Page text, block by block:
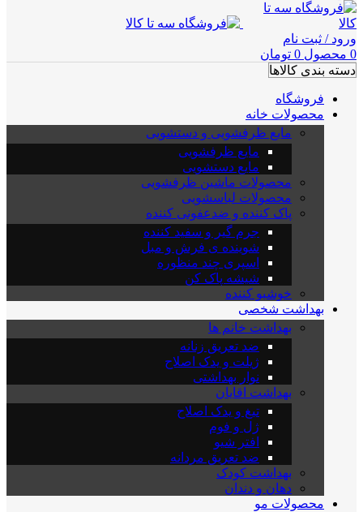
ورود / ثبت نام
0 محصول 0 تومان
دسته بندی کالاها
فروشگاه
محصولات خانه
مایع ظرفشویی و دستشویی
مایع ظرفشویی
مایع دستشویی
محصولات ماشین ظرفشویی
محصولات لباسشویی
پاک کننده و ضدعفونی کننده
جرم گیر و سفید کننده
شوینده ی فرش و مبل
اسپری چند منظوره
شیشه پاک کن
خوشبو کننده
بهداشت شخصی
بهداشت خانم ها
ضد تعریق زنانه
ژیلت و یدک اصلاح
نوار بهداشتی
بهداشت اقایان
تیغ و یدک اصلاح
ژل و فوم
افتر شیو
ضد تعریق مردانه
بهداشت کودک
دهان و دندان
محصولات مو